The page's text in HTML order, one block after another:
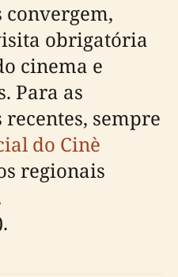
obrigatória
cinema e
Para as
sempre
do Cinè
regionais